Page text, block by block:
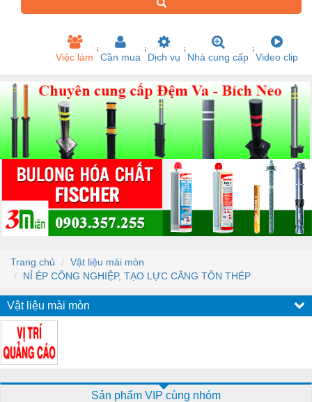
Việc làm Cần mua Dịch vụ Nhà cung cấp Video clip
Trang chủ
Vật liệu mài mòn
NỈ ÉP CÔNG NGHIỆP, TẠO LỰC CĂNG TÔN THÉP
Vật liệu mài mòn
Sản phẩm VIP cùng nhóm